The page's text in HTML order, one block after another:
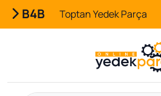
B4B Toptan Yedek Parça